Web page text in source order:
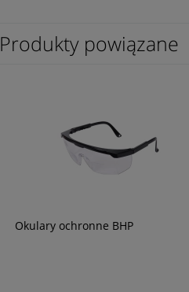
Produkty powiązane
Okulary ochronne BHP